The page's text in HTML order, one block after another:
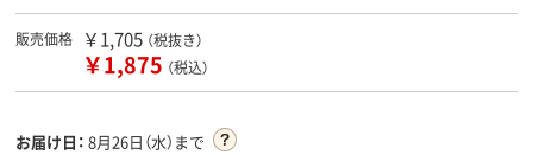
販売価格 ￥1,705 （税抜き）
￥1,875 （税込）
お届け日： 8月26日（水）まで